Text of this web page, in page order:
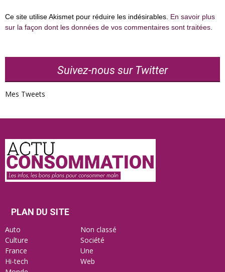
Ce site utilise Akismet pour réduire les indésirables. En savoir plus
sur la façon dont les données de vos commentaires sont traitées
Suivez-nous sur Twitter
Mes Tweets
PLAN DU SITE
Auto
Non classé
Culture
Société
France
Une
Hi-tech
Web